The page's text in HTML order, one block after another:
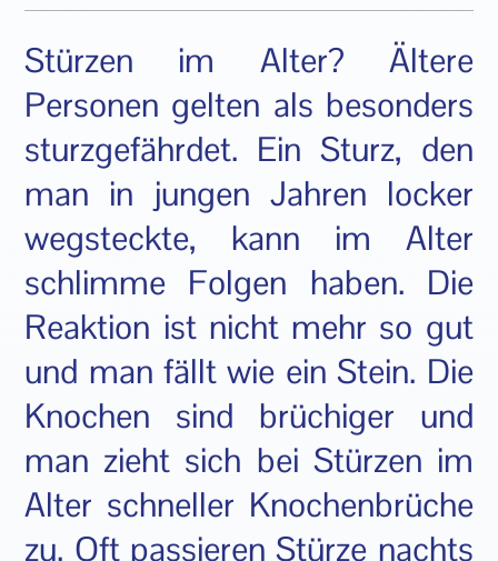
Stürzen im Alter? Ältere
Personen gelten als besonders
sturzgefährdet. Ein Sturz, den
man in jungen Jahren locker
wegsteckte, kann im Alter
schlimme Folgen haben. Die
Reaktion ist nicht mehr so gut
und man fällt wie ein Stein. Die
Knochen sind brüchiger und
man zieht sich bei Stürzen im
Alter schneller Knochenbrüche
zu. Oft passieren Stürze nachts